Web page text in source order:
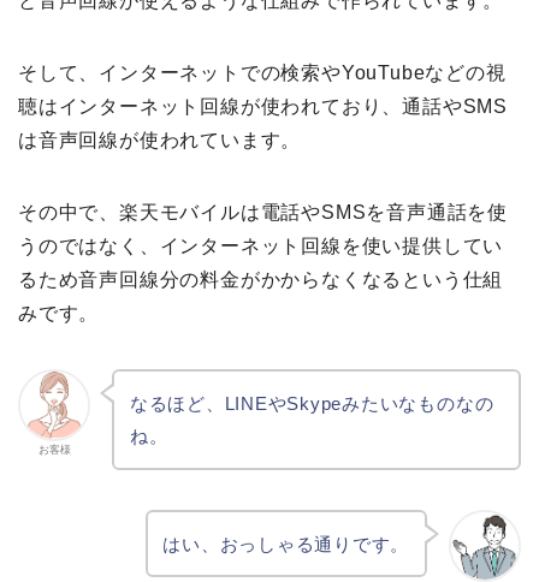
そして、インターネットでの検索やYouTubeなどの視
聴はインターネット回線が使われており、通話やSMS
は音声回線が使われています。
その中で、楽天モバイルは電話やSMSを音声通話を使
うのではなく、インターネット回線を使い提供してい
るため音声回線分の料金がかからなくなるという仕組
みです。
お客様
なるほど、LINEやSkypeみたいなものなの
ね。
はい、おっしゃる通りです。